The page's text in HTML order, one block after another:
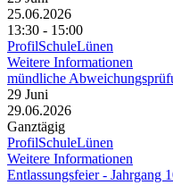
25.06.2026
13:30 - 15:00
ProfilSchuleLünen
Weitere Informationen
mündliche
29 Juni
29.06.2026
Ganztägig
ProfilSchuleLünen
Weitere Informationen
Entlassungsfeier - Jahrgang